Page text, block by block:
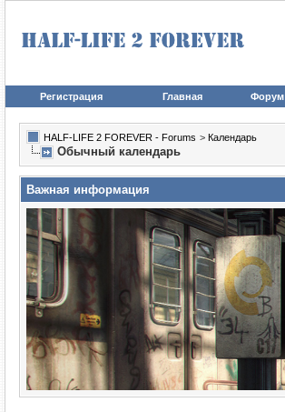
Регистрация Главная Форум
HALF-LIFE 2 FOREVER - Forums > Календарь
Обычный календарь
Важная информация